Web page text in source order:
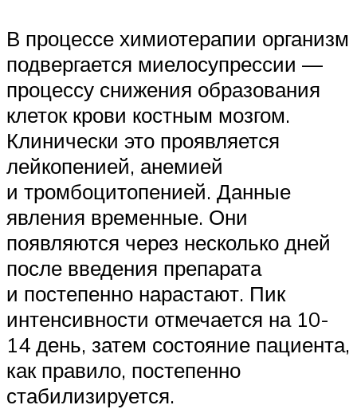
В процессе химиотерапии организм
подвергается миелосупрессии —
процессу снижения образования
клеток крови костным мозгом.
Клинически это проявляется
лейкопенией, анемией
и тромбоцитопенией. Данные
явления временные. Они
появляются через несколько дней
после введения препарата
и постепенно нарастают. Пик
интенсивности отмечается на 10-
14 день, затем состояние пациента,
как правило, постепенно
стабилизируется.